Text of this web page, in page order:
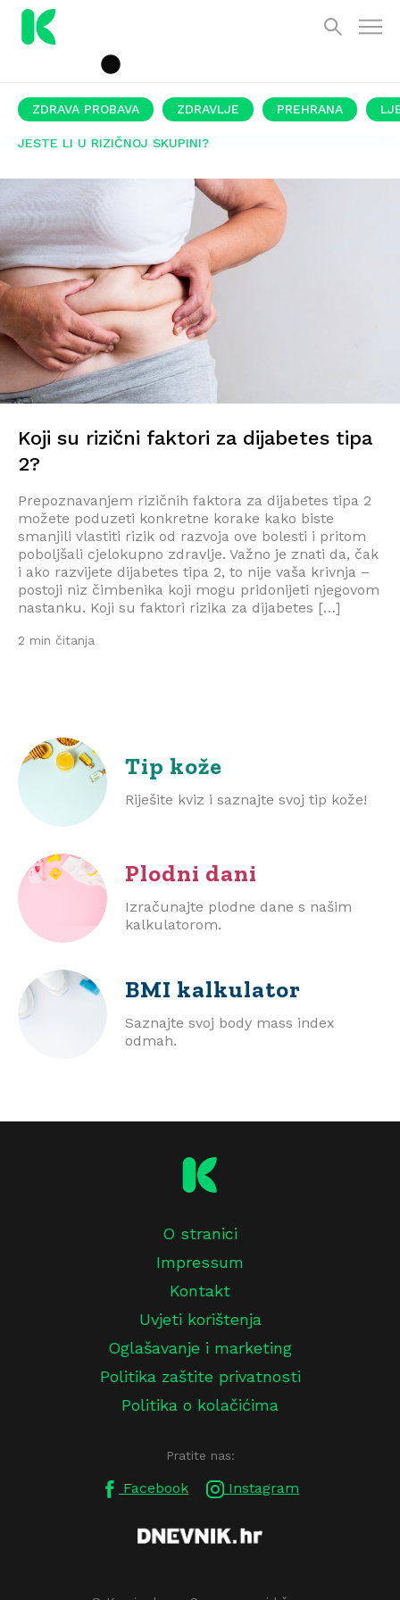
ZDRAVA PROBAVA ZDRAVLJE PREHRANA
JESTE LI U RIZIČNOJ SKUPINI?
Koji su rizični faktori za dijabetes tipa
2?
Prepoznavanjem rizičnih faktora za dijabetes tipa 2
možete poduzeti konkretne korake kako biste
smanjili vlastiti rizik od razvoja ove bolesti i pritom
poboljšali cjelokupno zdravlje. Važno je znati da, čak
i ako razvijete dijabetes tipa 2, to nije vaša krivnja –
postoji niz čimbenika koji mogu pridonijeti njegovom
nastanku. Koji su faktori rizika za dijabetes […]
2 min čitanja
Tip kože
Riješite kviz i saznajte svoj tip kože!
Plodni dani
Izračunajte plodne dane s našim
kalkulatorom.
BMI kalkulator
Saznajte svoj body mass index
odmah.
O stranici
Impressum
Kontakt
Uvjeti korištenja
Oglašavanje i marketing
Politika zaštite privatnosti
Politika o kolačićima
Pratite nas:
Facebook Instagram